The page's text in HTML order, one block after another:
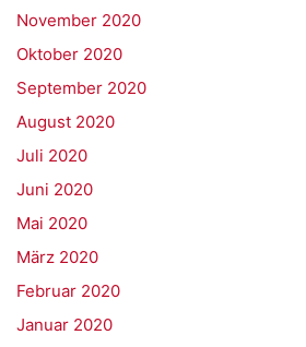
November 2020
Oktober 2020
September 2020
August 2020
Juli 2020
Juni 2020
Mai 2020
März 2020
Februar 2020
Januar 2020